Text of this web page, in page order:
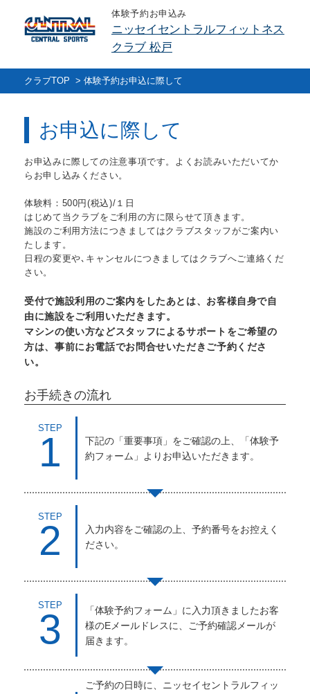
体験予約お申込み
ニッセイセントラルフィットネス
クラブ 松戸
クラブTOP > 体験予約お申込に際して
お申込に際して
お申込みに際しての注意事項です。よくお読みいただいてか
らお申し込みください。
体験料：500円(税込)/１日
はじめて当クラブをご利用の方に限らせて頂きます。
施設のご利用方法につきましてはクラブスタッフがご案内い
たします。
日程の変更や､キャンセルにつきましてはクラブへご連絡くだ
さい。
受付で施設利用のご案内をしたあとは、お客様自身で自
由に施設をご利用いただきます。
マシンの使い方などスタッフによるサポートをご希望の
方は、事前にお電話でお問合せいただきご予約くださ
い。
お手続きの流れ
STEP
1
下記の「重要事項」をご確認の上、「体験予
約フォーム」よりお申込いただきます。
STEP
2
入力内容をご確認の上、予約番号をお控えく
ださい。
STEP
3
「体験予約フォーム」に入力頂きましたお客
様のEメールドレスに、ご予約確認メールが
届きます。
ご予約の日時に、ニッセイセントラルフィッ